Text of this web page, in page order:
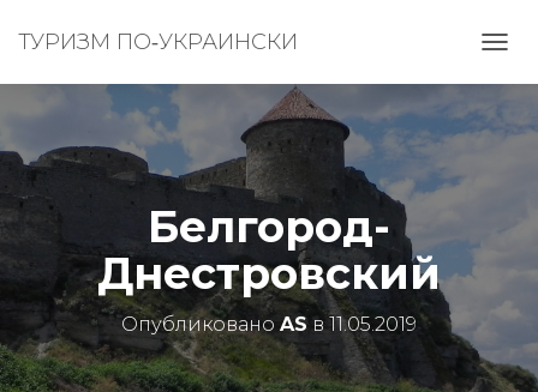
ТУРИЗМ ПО‑УКРАИНСКИ
Е
И
Белгород-
Днестровский
Опубликовано AS в 11.05.2019